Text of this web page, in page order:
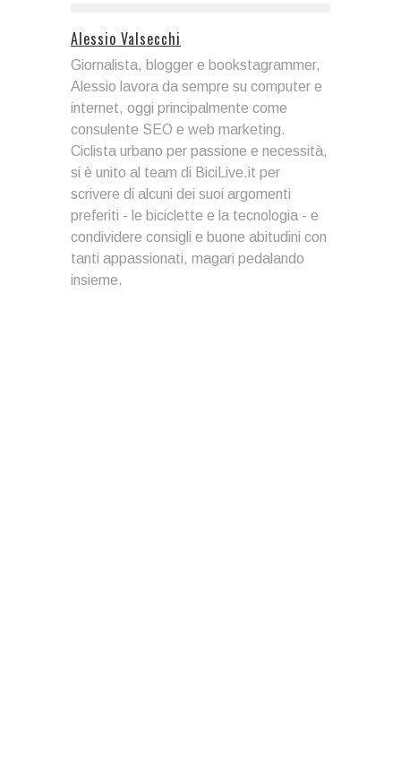
Alessio Valsecchi
Giornalista, blogger e bookstagrammer,
Alessio lavora da sempre su computer e
internet, oggi principalmente come
consulente SEO e web marketing.
Ciclista urbano per passione e necessità,
si è unito al team di BiciLive.it per
scrivere di alcuni dei suoi argomenti
preferiti - le biciclette e la tecnologia - e
condividere consigli e buone abitudini con
tanti appassionati, magari pedalando
insieme.